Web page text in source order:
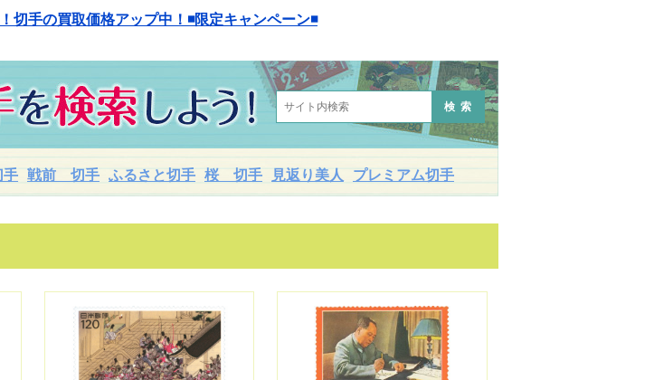
切手の買取価格アップ中！◾️限定キャンペーン◾️
検索
手 戦前 切手 ふるさと切手 桜 切手 見返り美人 プレミアム切手